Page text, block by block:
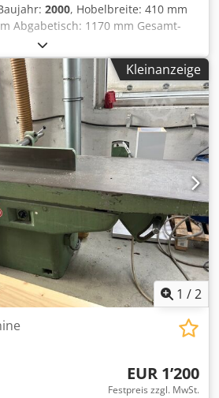
2000, Hobelbreite: 410 mm
Abgabetisch: 1170 mm Gesamt-
Abrichttisch
Anschlag schrägstellbar mit
kW Drehzahl: 5000 1/min.
mm Gewicht: ca. 850 kg Lagerort:
Acysck
Kleinanzeige
1 /2
EUR 1’200
Festpreis zzgl. MwSt.